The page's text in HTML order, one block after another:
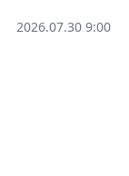
2026.07.30 9:00